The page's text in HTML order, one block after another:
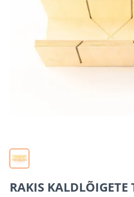
RAKIS KALDLÕIGETE